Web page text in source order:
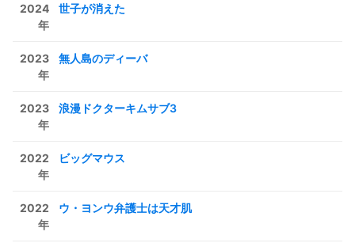
2024
年
世子が消えた
2023
年
無人島のディーバ
2023
年
浪漫ドクターキムサブ3
2022
年
ビッグマウス
2022
年
ウ・ヨンウ弁護士は天才肌